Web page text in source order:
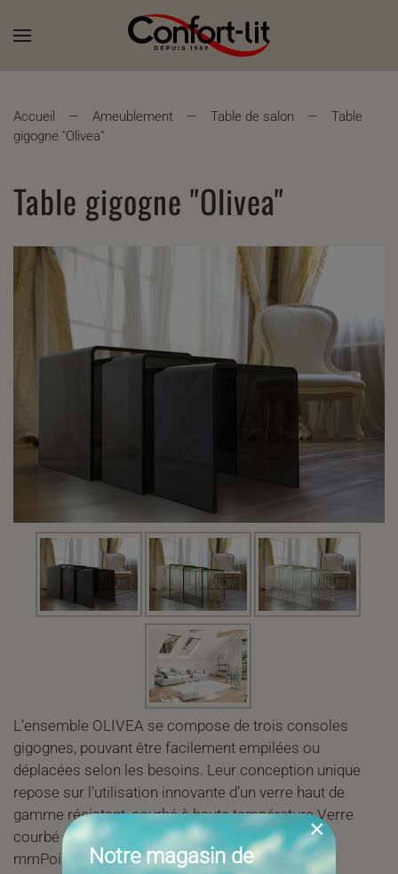
Accueil Ameublement Table de salon
Table
gigogne "Olivea"
Table gigogne "Olivea"
L’ensemble OLIVEA se compose de trois consoles
gigognes, pouvant être facilement empilées ou
déplacées selon les besoins. Leur conception unique
repose sur l’utilisation innovante d’un verre haut de
gamme résistant, courbé à haute température.Verre
courbé à chaud haute résistance. Epaisseur : 10
mmPoids : 37 kg
×
Notre magasin de